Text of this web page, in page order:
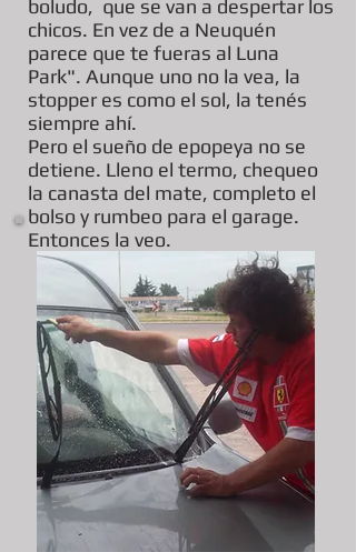
boludo, que se van a despertar los
chicos. En vez de a Neuquén
parece que te fueras al Luna
Park". Aunque uno no la vea, la
stopper es como el sol, la tenés
siempre ahí.
Pero el sueño de epopeya no se
detiene. Lleno el termo, chequeo
la canasta del mate, completo el
bolso y rumbeo para el garage.
Entonces la veo.